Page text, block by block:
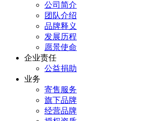
公司简介
团队介绍
品牌释义
发展历程
愿景使命
企业责任
公益捐助
业务
寄售服务
旗下品牌
经营品牌